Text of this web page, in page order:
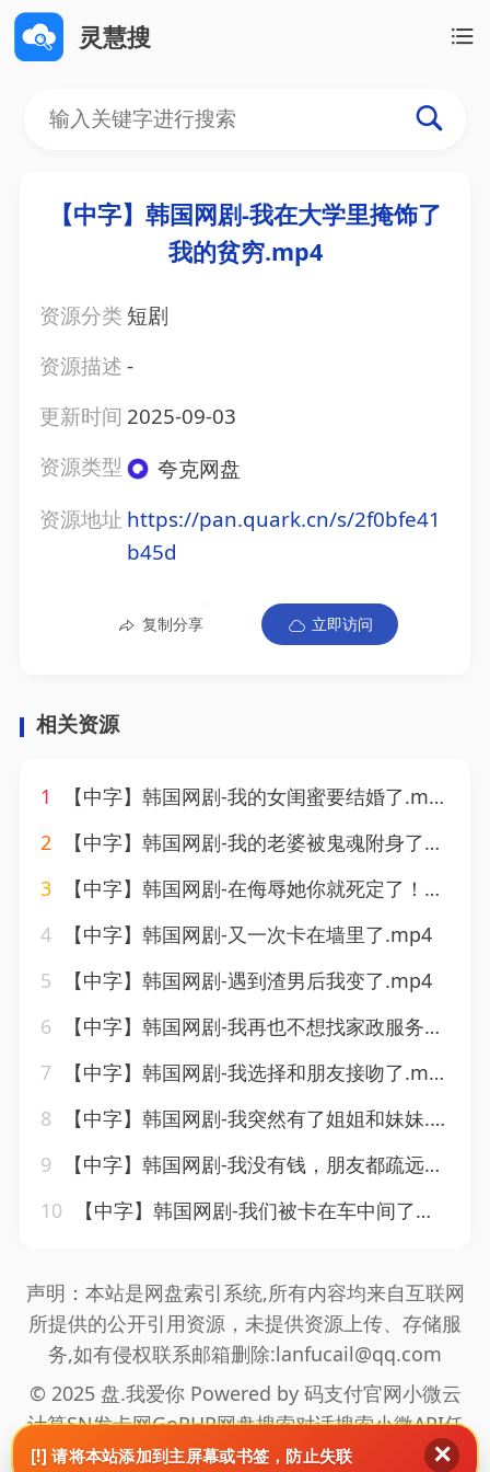
灵慧搜
【中字】韩国网剧-我在大学里掩饰了
我的贫穷.mp4
资源分类 短剧
资源描述-
更新时间 2025-09-03
资源类型
夸克网盘
资源地址 https://pan.quark.cn/s/2f0bfe41
b45d
复制分享 立即访问
相关资源
1
【中字】韩国网剧-我的女闺蜜要结婚了.mp4
2
【中字】韩国网剧-我的老婆被鬼魂附身了（李海仁）.mp4
3
【中字】韩国网剧-在侮辱她你就死定了！！.mp4
4
【中字】韩国网剧-又一次卡在墙里了.mp4
5
【中字】韩国网剧-遇到渣男后我变了.mp4
6
【中字】韩国网剧-我再也不想找家政服务了.mp4
7
【中字】韩国网剧-我选择和朋友接吻了.mp4
8
【中字】韩国网剧-我突然有了姐姐和妹妹.mp4
9
【中字】韩国网剧-我没有钱，朋友都疏远了！.mp4
10
【中字】韩国网剧-我们被卡在车中间了（李海仁）.mp4
声明：本站是网盘索引系统,所有内容均来自互联网
所提供的公开引用资源，未提供资源上传、存储服
务,如有侵权联系邮箱删除:lanfucail@qq.com
© 2025 盘.我爱你 Powered by 码支付官网小微云
计算SN发卡网GoPHP网盘搜索对话搜索小微API任
推邦拉新海通盟拉新真爱旅舍 网站地图
[!] 请将本站添加到主屏幕或书签，防止失联 ✕